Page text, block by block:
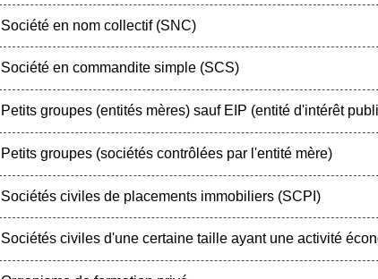
Société en nom collectif (SNC)
Société en commandite simple (SCS)
Petits groupes (entités mères) sauf EIP (entité d'intérêt
Petits groupes (sociétés contrôlées par l'entité mère)
Sociétés civiles de placements immobiliers (SCPI)
Sociétés civiles d'une certaine taille ayant une activité